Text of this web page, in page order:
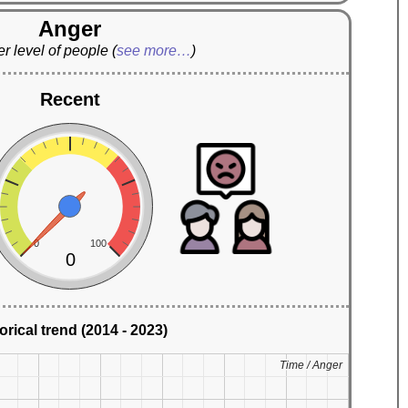
Anger
level of people(see more…)
Recent
0 100
0
trend (2014 - 2023)
Time / Anger
Time / Anger